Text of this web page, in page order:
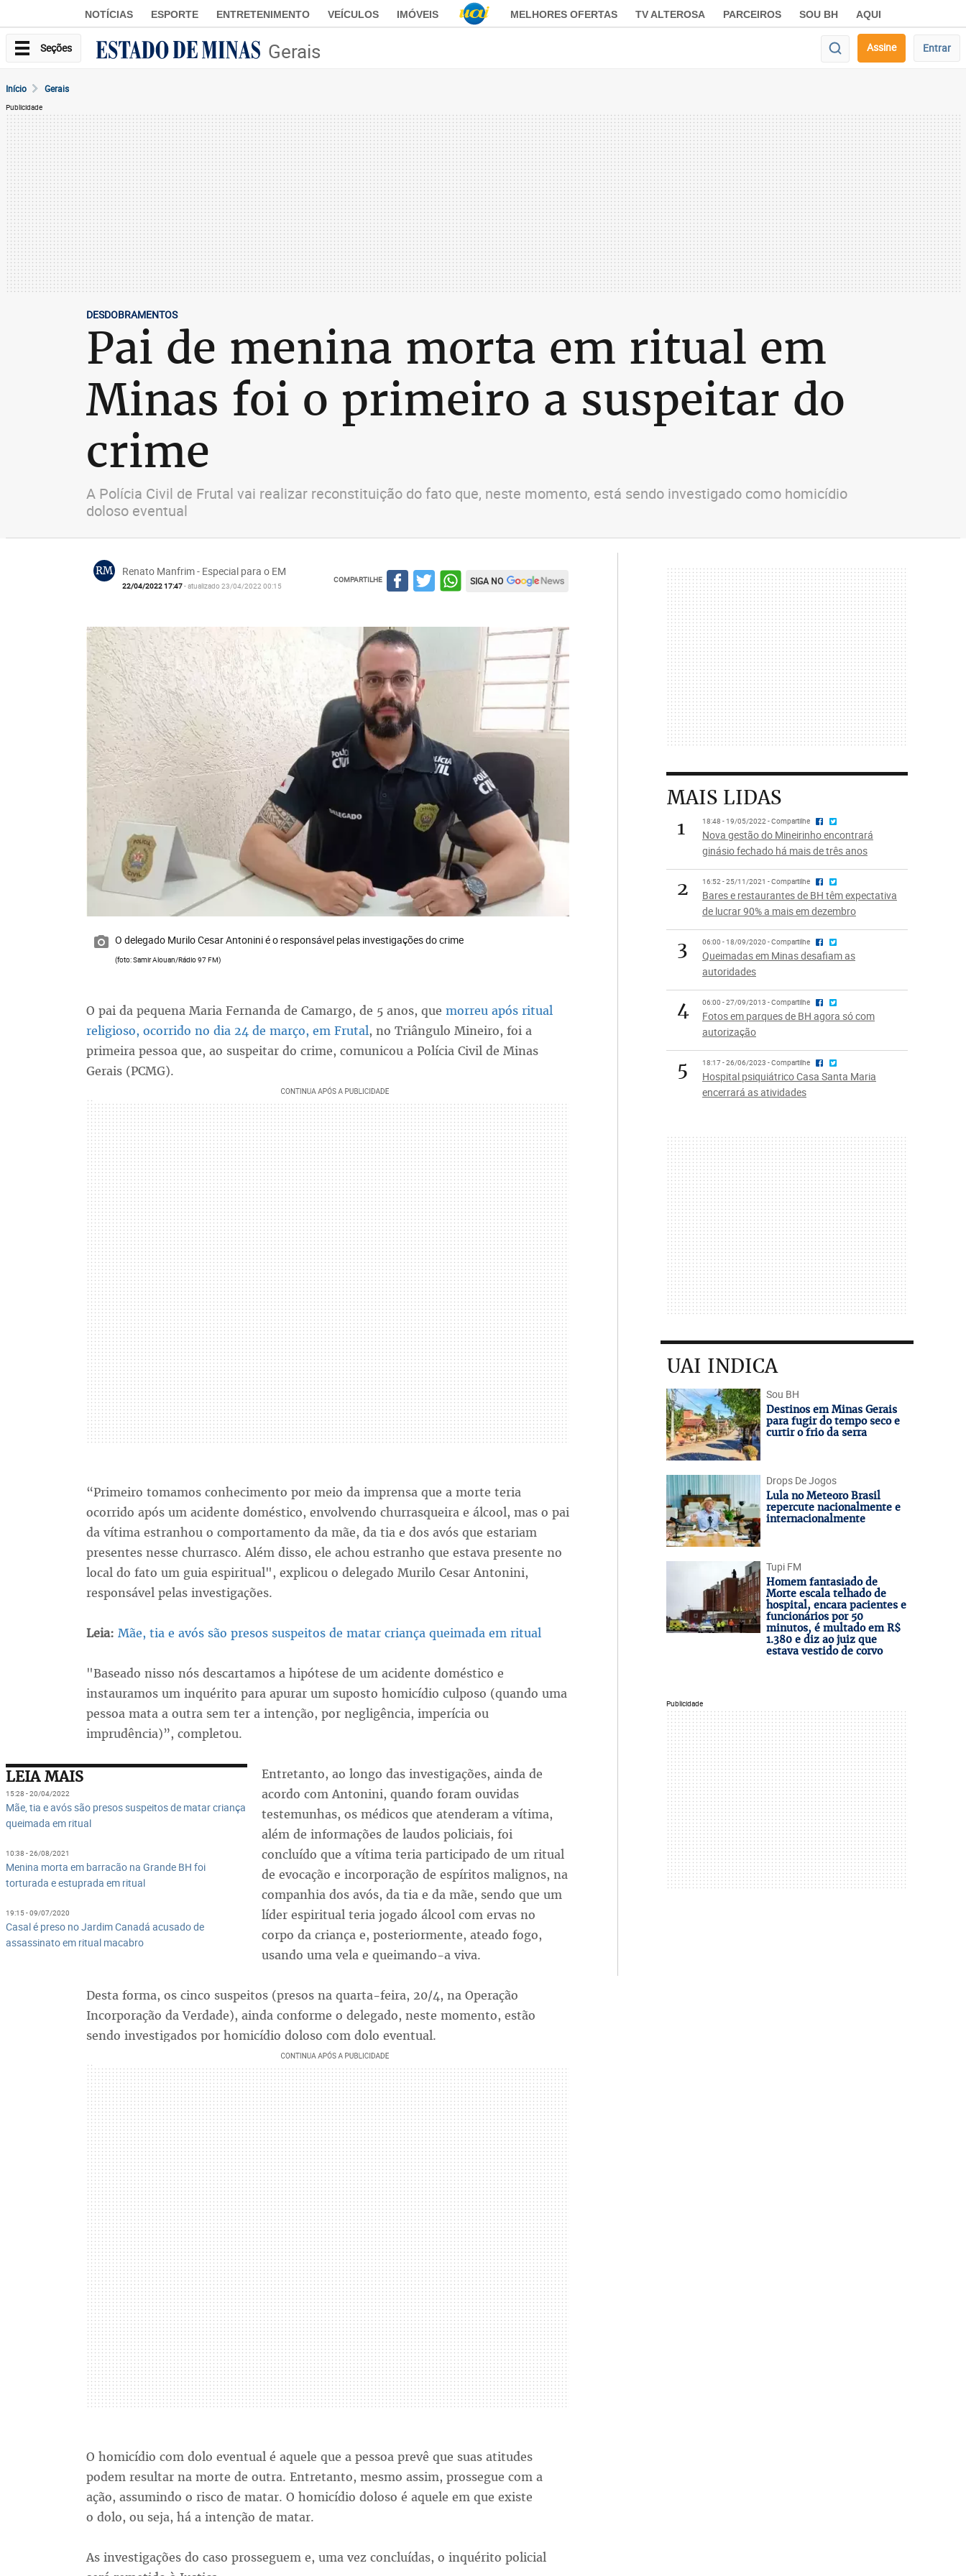
NOTÍCIAS ESPORTE ENTRETENIMENTO VEÍCULOS IMÓVEIS MELHORES OFERTAS TV ALTEROSA PARCEIROS SOU BH AQUI
Seções Gerais Assine Entrar
Início Gerais
Publicidade
DESDOBRAMENTOS
Pai de menina morta em ritual em
Minas foi o primeiro a suspeitar do
crime
A Polícia Civil de Frutal vai realizar reconstituição do fato que, neste momento, está sendo investigado como homicídio
doloso eventual
RM Renato Manfrim - Especial para o EM
22/04/2022 17:47- atualizado 23/04/2022 00:15
COMPARTILHE SIGA NO
O delegado Murilo Cesar Antonini é o responsável pelas investigações do crime
(foto: Samir Alouan/Rádio 97 FM)
O pai da pequena Maria Fernanda de Camargo, de 5 anos, que morreu após ritual
religioso, ocorrido no dia 24 de março, em Frutal, no Triângulo Mineiro, foi a
primeira pessoa que, ao suspeitar do crime, comunicou a Polícia Civil de Minas
Gerais (PCMG).
“Primeiro tomamos conhecimento por meio da imprensa que a morte teria
ocorrido após um acidente doméstico, envolvendo churrasqueira e álcool, mas o pai
da vítima estranhou o comportamento da mãe, da tia e dos avós que estariam
presentes nesse churrasco. Além disso, ele achou estranho que estava presente no
local do fato um guia espiritual", explicou o delegado Murilo Cesar Antonini,
responsável pelas investigações.
Leia: Mãe, tia e avós são presos suspeitos de matar criança queimada em ritual
"Baseado nisso nós descartamos a hipótese de um acidente doméstico e
instauramos um inquérito para apurar um suposto homicídio culposo (quando uma
pessoa mata a outra sem ter a intenção, por negligência, imperícia ou
imprudência)”, completou.
LEIA MAIS
15:28 - 20/04/2022
Mãe, tia e avós são presos suspeitos de matar criança
queimada em ritual
10:38 - 26/08/2021
Menina morta em barracão na Grande BH foi
torturada e estuprada em ritual
19:15 - 09/07/2020
Casal é preso no Jardim Canadá acusado de
assassinato em ritual macabro
Entretanto, ao longo das investigações, ainda de
acordo com Antonini, quando foram ouvidas
testemunhas, os médicos que atenderam a vítima,
além de informações de laudos policiais, foi
concluído que a vítima teria participado de um ritual
de evocação e incorporação de espíritos malignos, na
companhia dos avós, da tia e da mãe, sendo que um
líder espiritual teria jogado álcool com ervas no
corpo da criança e, posteriormente, ateado fogo,
usando uma vela e queimando-a viva.
Desta forma, os cinco suspeitos (presos na quarta-feira, 20/4, na Operação
Incorporação da Verdade), ainda conforme o delegado, neste momento, estão
sendo investigados por homicídio doloso com dolo eventual.
O homicídio com dolo eventual é aquele que a pessoa prevê que suas atitudes
podem resultar na morte de outra. Entretanto, mesmo assim, prossegue com a
ação, assumindo o risco de matar. O homicídio doloso é aquele em que existe
o dolo, ou seja, há a intenção de matar.
As investigações do caso prosseguem e, uma vez concluídas, o inquérito policial
MAIS LIDAS
1
18:48 - 19/05/2022 - Compartilhe
Nova gestão do Mineirinho encontrará
ginásio fechado há mais de três anos
2 16:52 - 25/11/2021 - Compartilhe
Bares e restaurantes de BH têm expectativa
de lucrar 90% a mais em dezembro
3 06:00 - 18/09/2020 - Compartilhe
Queimadas em Minas desafiam as
autoridades
4 06:00 - 27/09/2013 - Compartilhe
Fotos em parques de BH agora só com
autorização
5 18:17 - 26/06/2023 - Compartilhe
Hospital psiquiátrico Casa Santa Maria
encerrará as atividades
UAI INDICA
Sou BH
Destinos em Minas Gerais
para fugir do tempo seco e
curtir o frio da serra
Drops De Jogos
Lula no Meteoro Brasil
repercute nacionalmente e
internacionalmente
Tupi FM
Homem fantasiado de
Morte escala telhado de
hospital, encara pacientes e
funcionários por 50
minutos, é multado em R$
1.380 e diz ao juiz que
estava vestido de corvo
Publicidade